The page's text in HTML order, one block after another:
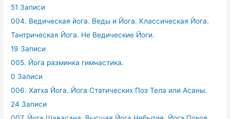
51 Записи
004. Ведическая йога. Веды и Йога. Классическая Йога.
Тантрическая Йога. Не Ведические Йоги.
19 Записи
005. Йога разминка гимнастика.
0 Записи
006. Хатха Йога. Йога Статических Поз Тела или Асаны.
24 Записи